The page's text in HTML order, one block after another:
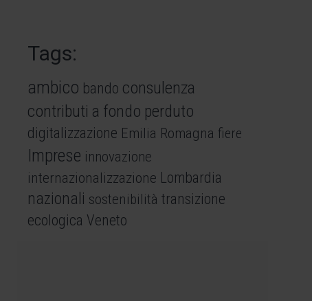
Tags:
ambico bando consulenza
contributi a fondo perduto
digitalizzazione Emilia Romagna fiere
Imprese innovazione
internazionalizzazione Lombardia
nazionali sostenibilità transizione
ecologica Veneto